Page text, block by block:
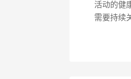
活动的健
需要持续